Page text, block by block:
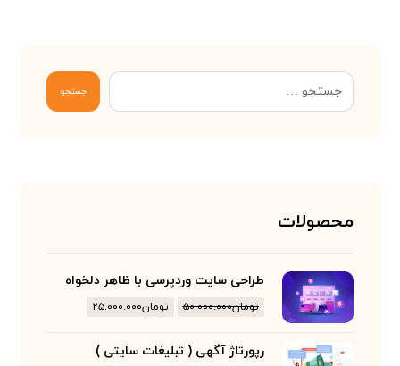
جستجو
محصولات
طراحی سایت وردپرسی با ظاهر دلخواه
تومان۵۰.۰۰۰.۰۰۰ تومان۲۵.۰۰۰.۰۰۰
رپورتاژ آگهی ( تبلیغات سایتی )